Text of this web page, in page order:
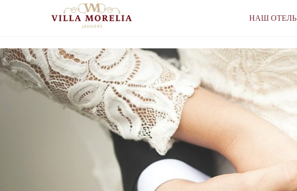
НАШ ОТЕЛЬ